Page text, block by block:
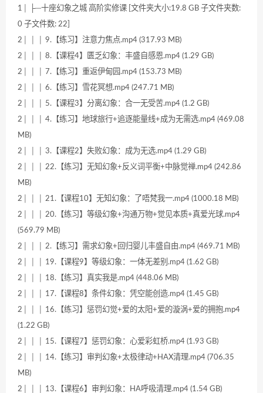
1│ ├─十座幻象之城 高阶实修课 [文件夹大小:19.8 GB 子文件夹数:
0 子文件数: 22]
2│ │ │ 9.【练习】注意力焦点.mp4 (317.93 MB)
2│ │ │ 8.【课程4】匮乏幻象：丰盛自感恩.mp4 (1.29 GB)
2│ │ │ 7.【练习】重返伊甸园.mp4 (153.73 MB)
2│ │ │ 6.【练习】雪花冥想.mp4 (247.71 MB)
2│ │ │ 5.【课程3】分离幻象：合一无受苦.mp4 (1.2 GB)
2│ │ │ 4.【练习】地球旅行+追逐能量线+成为无需选.mp4 (469.08
MB)
2│ │ │ 3.【课程2】失败幻象：成为无选.mp4 (1.29 GB)
2│ │ │ 22.【练习】无知幻象+反义词平衡+中脉觉禅.mp4 (242.86
MB)
2│ │ │ 21.【课程10】无知幻象：了唔梵我一.mp4 (1000.18 MB)
2│ │ │ 20.【练习】等级幻象+沟通万物+觉见本质+真爱光球.mp4
(569.79 MB)
2│ │ │ 2.【练习】需求幻象+回归婴儿丰盛自由.mp4 (469.71 MB)
2│ │ │ 19.【课程9】等级幻象：一体无差别.mp4 (1.62 GB)
2│ │ │ 18.【练习】真实我是.mp4 (448.06 MB)
2│ │ │ 17.【课程8】条件幻象：凭空能创造.mp4 (1.45 GB)
2│ │ │ 16.【练习】惩罚幻觉+爱的太阳+爱的漩涡+爱的拥抱.mp4
(1.22 GB)
2│ │ │ 15.【课程7】惩罚幻象：心爱彩虹桥.mp4 (1.93 GB)
2│ │ │ 14.【练习】审判幻象+太极律动+HAX清理.mp4 (706.35
MB)
2│ │ │ 13.【课程6】审判幻象：HA呼吸清理.mp4 (1.54 GB)